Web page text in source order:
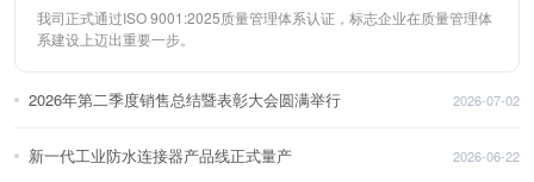
我司正式通过ISO 9001:2025质量管理体系认证，标志企业在质量管理体
系建设上迈出重要一步。
2026年第二季度销售总结暨表彰大会圆满举行 2026-07-02
新一代工业防水连接器产品线正式量产 2026-06-22